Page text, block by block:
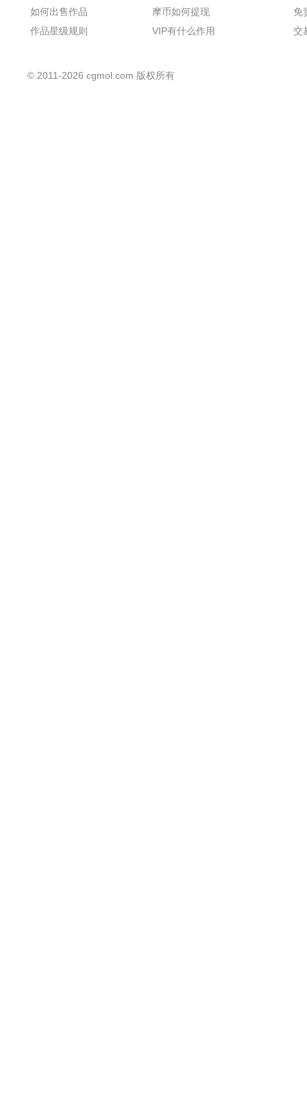
如何出售作品
作品星级规则
摩币如何提现
VIP有什么作用
免
交
© 2011-2026 cgmol.com 版权所有